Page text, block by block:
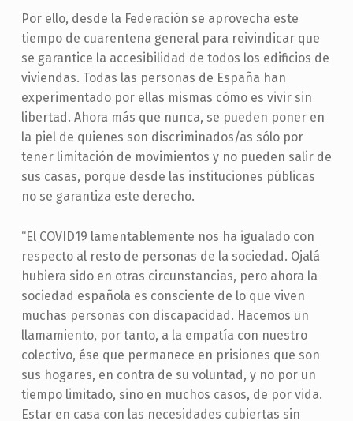
Por ello, desde la Federación se aprovecha este
tiempo de cuarentena general para reivindicar que
se garantice la accesibilidad de todos los edificios de
viviendas. Todas las personas de España han
experimentado por ellas mismas cómo es vivir sin
libertad. Ahora más que nunca, se pueden poner en
la piel de quienes son discriminados/as sólo por
tener limitación de movimientos y no pueden salir de
sus casas, porque desde las instituciones públicas
no se garantiza este derecho.
“El COVID19 lamentablemente nos ha igualado con
respecto al resto de personas de la sociedad. Ojalá
hubiera sido en otras circunstancias, pero ahora la
sociedad española es consciente de lo que viven
muchas personas con discapacidad. Hacemos un
llamamiento, por tanto, a la empatía con nuestro
colectivo, ése que permanece en prisiones que son
sus hogares, en contra de su voluntad, y no por un
tiempo limitado, sino en muchos casos, de por vida.
Estar en casa con las necesidades cubiertas sin